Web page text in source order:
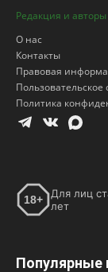
Редакция и авторы
О нас
Контакты
Правовая
Политика
18+
Для лиц
лет
Популярные